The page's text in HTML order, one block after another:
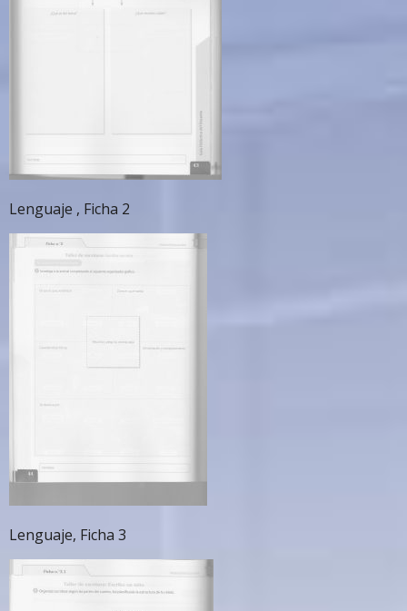
Lenguaje , Ficha 2
Lenguaje, Ficha 3